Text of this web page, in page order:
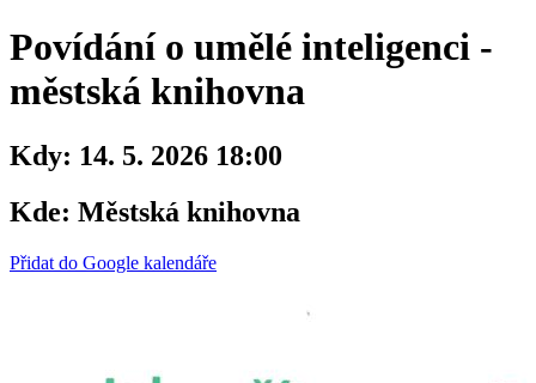
Povídání o umělé inteligenci -
městská knihovna
Kdy: 14. 5. 2026 18:00
Kde: Městská knihovna
Přidat do Google kalendáře